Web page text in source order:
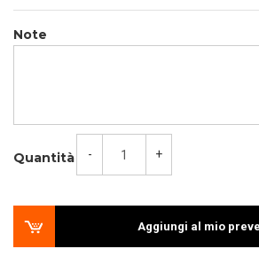
Note
Quantità - +
Aggiungi al mio